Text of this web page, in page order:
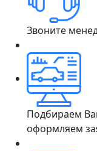
Звоните
Подбираем
оформляем